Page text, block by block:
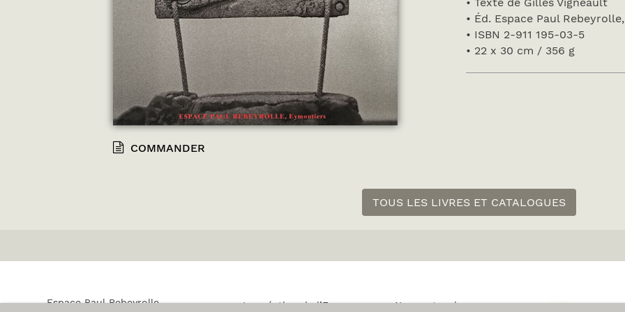
COMMANDER
• Éd. Espace Paul
• ISBN 2-911 195-03-5
• 22 x 30 cm / 356 g
TOUS LES LIVRES ET CATALOGUES
Espace Paul Rebeyrolle
La création de l’Espace Nos partenaires